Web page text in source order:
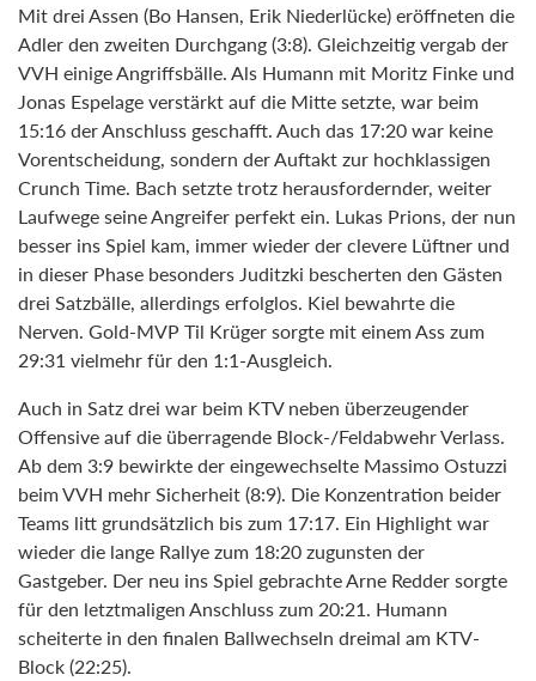
Mit drei Assen (Bo Hansen, Erik Niederlücke) eröffneten die
Adler den zweiten Durchgang (3:8). Gleichzeitig vergab der
VVH einige Angriffsbälle. Als Humann mit Moritz Finke und
Jonas Espelage verstärkt auf die Mitte setzte, war beim
15:16 der Anschluss geschafft. Auch das 17:20 war keine
Vorentscheidung, sondern der Auftakt zur hochklassigen
Crunch Time. Bach setzte trotz herausfordernder, weiter
Laufwege seine Angreifer perfekt ein. Lukas Prions, der nun
besser ins Spiel kam, immer wieder der clevere Lüftner und
in dieser Phase besonders Juditzki bescherten den Gästen
drei Satzbälle, allerdings erfolglos. Kiel bewahrte die
Nerven. Gold-MVP Til Krüger sorgte mit einem Ass zum
29:31 vielmehr für den 1:1-Ausgleich.
Auch in Satz drei war beim KTV neben überzeugender
Offensive auf die überragende Block-/Feldabwehr Verlass.
Ab dem 3:9 bewirkte der eingewechselte Massimo Ostuzzi
beim VVH mehr Sicherheit (8:9). Die Konzentration beider
Teams litt grundsätzlich bis zum 17:17. Ein Highlight war
wieder die lange Rallye zum 18:20 zugunsten der
Gastgeber. Der neu ins Spiel gebrachte Arne Redder sorgte
für den letztmaligen Anschluss zum 20:21. Humann
scheiterte in den finalen Ballwechseln dreimal am KTV-
Block (22:25).